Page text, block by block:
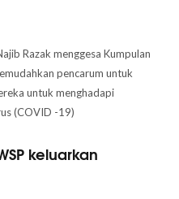
Razak menggesa Kumpulan
pencarum untuk
untuk menghadapi
(COVID -19)
keluarkan